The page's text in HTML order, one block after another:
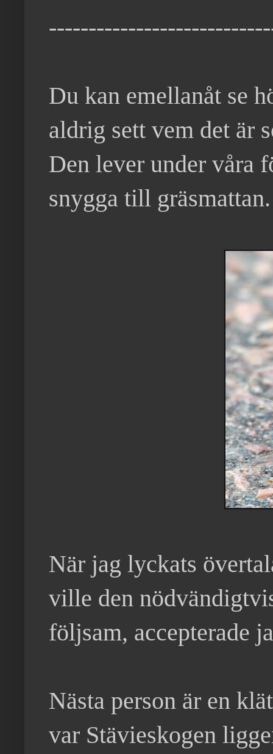
Du kan emellanåt se
aldrig sett vem det är
Den lever under våra
snygga till
När jag lyckats
ville den
följsam, accepterade
Nästa person är en
var Stävieskogen